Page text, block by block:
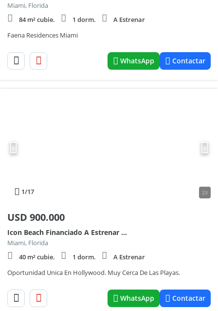
Miami, Florida
84 m² cubie.
1 dorm.
A Estrenar
Faena Residences Miami
WhatsApp Contactar
1/17 23
USD 900.000
Icon Beach Financiado A Estrenar Y Cerca Del Mar 600
Miami, Florida
40 m² cubie.
1 dorm.
A Estrenar
Oportunidad Unica En Hollywood. Muy Cerca De Las Playas.
WhatsApp Contactar